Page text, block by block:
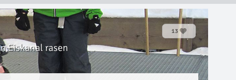
13
Eiskanal rasen